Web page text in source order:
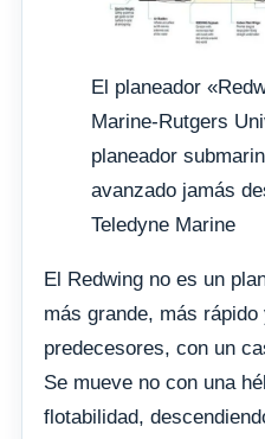
El planeador
Marine-Rutgers
planeador
avanzado jamás
Teledyne Marine
El Redwing no es un
más grande, más
predecesores, con un
Se mueve no con una
flotabilidad,